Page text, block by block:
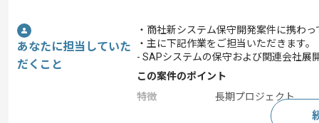
あなたに担当していた
だくこと
・商社新システム保守開発案件に携わ
・主に下記作業をご担当いただきます。
- SAPシステムの保守および関連会社展
この案件のポイント
特徴
長期プロジェクト